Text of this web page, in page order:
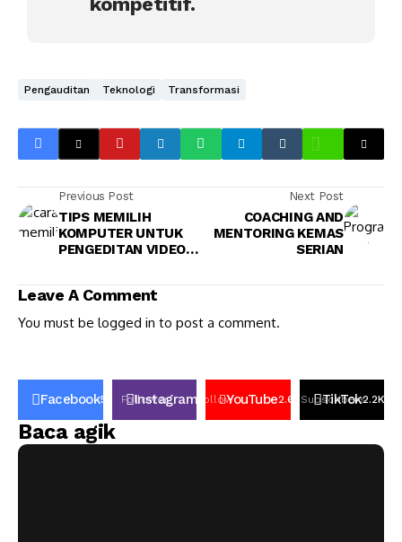
Pengauditan Teknologi Transformasi
Previous Post
TIPS MEMILIH
KOMPUTER UNTUK
PENGEDITAN VIDEO
Next Post
COACHING AND
MENTORING KEMAS
SERIAN
Leave A Comment
You must be logged in to post a comment.
Facebook50K Follower
Instagram FollowYouTube2.6k Subscribers
TikTok2.2K
Baca agik